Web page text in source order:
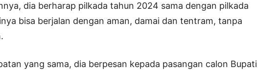
dia berharap pilkada tahun 2024 sama dengan pilkada
bisa berjalan dengan aman, damai dan tentram, tanpa
yang sama, dia berpesan kepada pasangan calon Bupati